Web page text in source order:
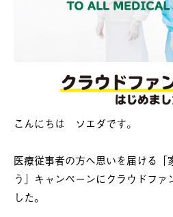
こんにちは ソエダです。
医療従事者の方へ思いを届ける「
う」キャンペーンにクラウドフ
した。